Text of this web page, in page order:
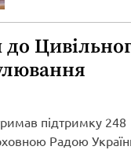
підтримку 248
Радою